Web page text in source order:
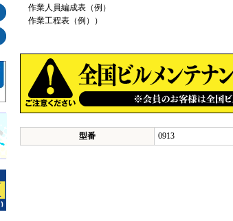
作業人員編成表（例）
作業工程表（例））
型番 0913